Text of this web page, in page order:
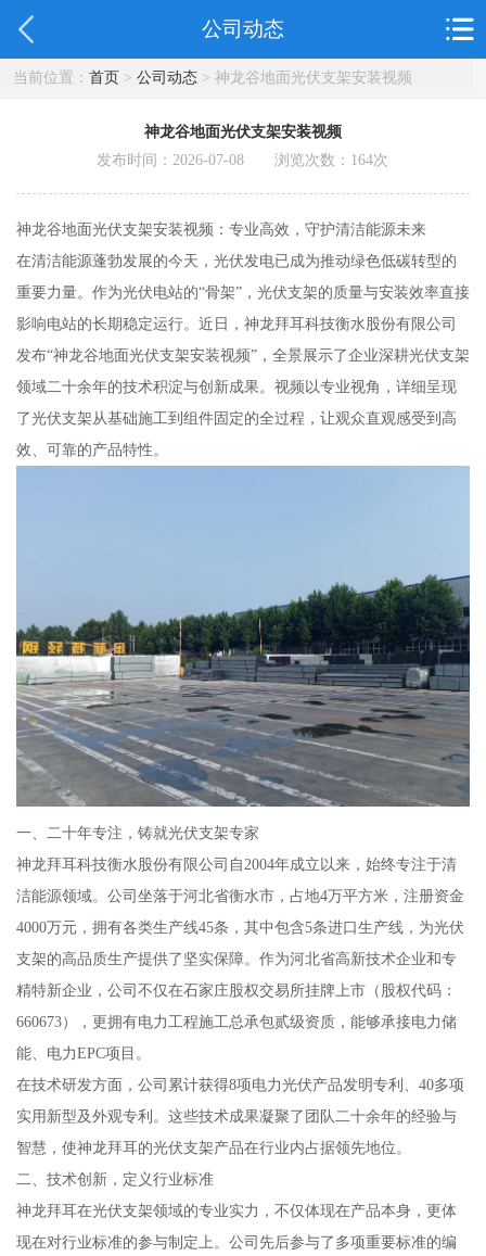
公司动态
当前位置： 首页> 公司动态> 神龙谷地面光伏支架安装视频
神龙谷地面光伏支架安装视频
发布时间：2026-07-08 浏览次数： 164次
神龙谷地面光伏支架安装视频：专业高效，守护清洁能源未来
在清洁能源蓬勃发展的今天，光伏发电已成为推动绿色低碳转型的
重要力量。作为光伏电站的“骨架”，光伏支架的质量与安装效率直接
影响电站的长期稳定运行。近日，神龙拜耳科技衡水股份有限公司
发布“神龙谷地面光伏支架安装视频”，全景展示了企业深耕光伏支架
领域二十余年的技术积淀与创新成果。视频以专业视角，详细呈现
了光伏支架从基础施工到组件固定的全过程，让观众直观感受到高
效、可靠的产品特性。
一、二十年专注，铸就光伏支架专家
神龙拜耳科技衡水股份有限公司自2004年成立以来，始终专注于清
洁能源领域。公司坐落于河北省衡水市，占地4万平方米，注册资金
4000万元，拥有各类生产线45条，其中包含5条进口生产线，为光伏
支架的高品质生产提供了坚实保障。作为河北省高新技术企业和专
精特新企业，公司不仅在石家庄股权交易所挂牌上市（股权代码：
660673），更拥有电力工程施工总承包贰级资质，能够承接电力储
能、电力EPC项目。
在技术研发方面，公司累计获得8项电力光伏产品发明专利、40多项
实用新型及外观专利。这些技术成果凝聚了团队二十余年的经验与
智慧，使神龙拜耳的光伏支架产品在行业内占据领先地位。
二、技术创新，定义行业标准
神龙拜耳在光伏支架领域的专业实力，不仅体现在产品本身，更体
现在对行业标准的参与制定上。公司先后参与了多项重要标准的编